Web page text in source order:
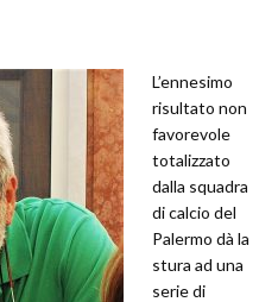
L’ennesimo
risultato non
favorevole
totalizzato
dalla squadra
di calcio del
Palermo dà la
stura ad una
serie di